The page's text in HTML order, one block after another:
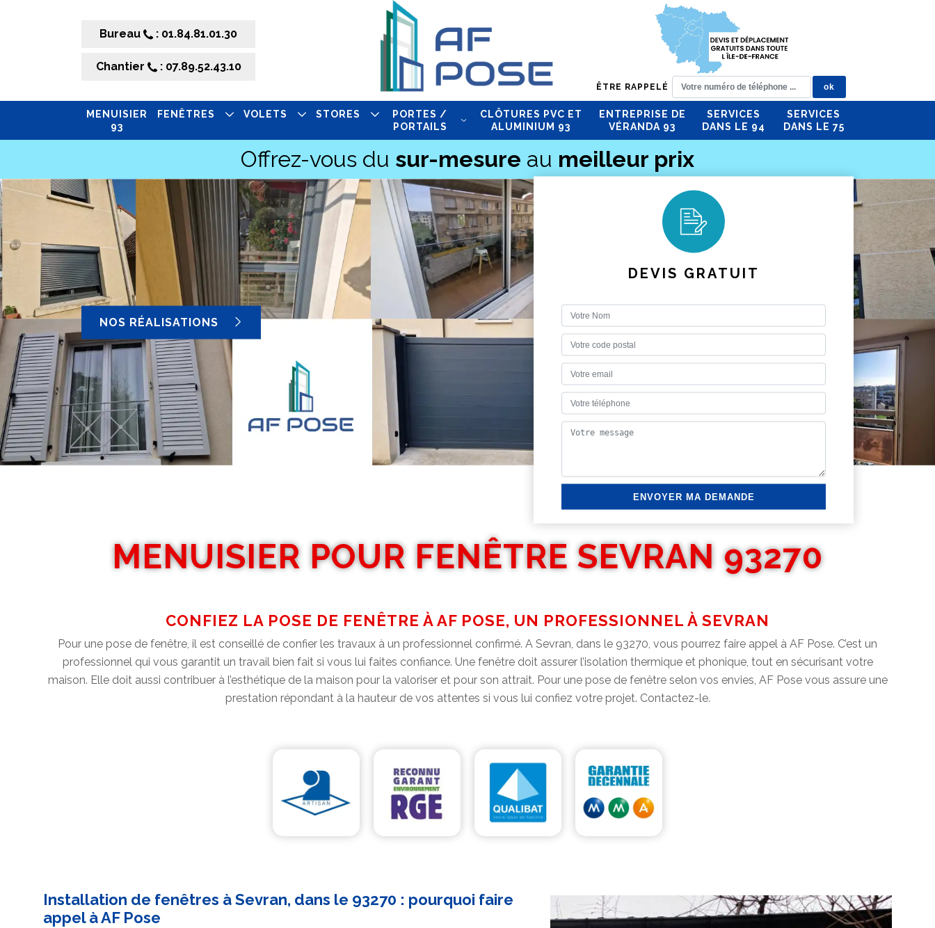
Bureau : 01.84.81.01.30
Chantier : 07.89.52.43.10
ÊTRE RAPPELÉ
MENUISIER
93
FENÊTRES VOLETS STORES
PORTES /
PORTAILS
CLÔTURES PVC ET
ALUMINIUM 93
ENTREPRISE DE
VÉRANDA 93
SERVICES
DANS LE 94
SERVICES
DANS LE 75
Offrez-vous du sur-mesure au meilleur prix
NOS RÉALISATIONS
DEVIS GRATUIT
MENUISIER POUR FENÊTRE SEVRAN 93270
CONFIEZ LA POSE DE FENÊTRE À AF POSE, UN PROFESSIONNEL À SEVRAN
Pour une pose de fenêtre, il est conseillé de confier les travaux à un professionnel confirmé. A Sevran, dans le 93270, vous pourrez faire appel à AF Pose. C’est un
professionnel qui vous garantit un travail bien fait si vous lui faites confiance. Une fenêtre doit assurer l’isolation thermique et phonique, tout en sécurisant votre
maison. Elle doit aussi contribuer à l’esthétique de la maison pour la valoriser et pour son attrait. Pour une pose de fenêtre selon vos envies, AF Pose vous assure une
prestation répondant à la hauteur de vos attentes si vous lui confiez votre projet. Contactez-le.
Installation de fenêtres à Sevran, dans le 93270 : pourquoi faire
appel à AF Pose